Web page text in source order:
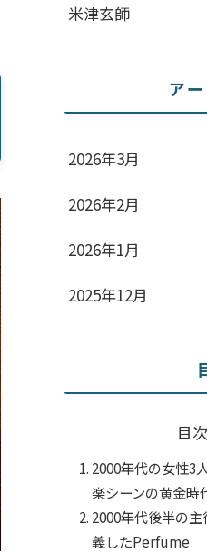
米津玄師
ア
2026年3月
2026年2月
2026年1月
2025年12月
目次
2000年代の女性3
楽シーンの黄金時
2000年代後半の
義したPerfume